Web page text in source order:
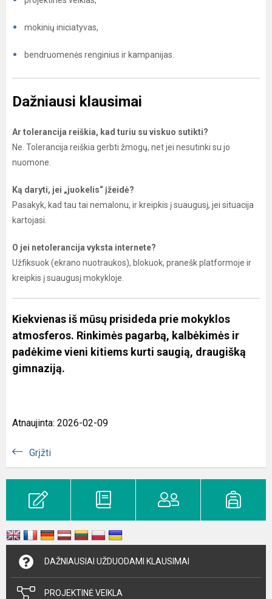
mokinių iniciatyvas,
bendruomenės renginius ir kampanijas.
Dažniausi klausimai
Ar tolerancija reiškia, kad turiu su viskuo sutikti?
Ne. Tolerancija reiškia gerbti žmogų, net jei nesutinki su jo
nuomone.
Ką daryti, jei „juokelis“ įžeidė?
Pasakyk, kad tau tai nemalonu, ir kreipkis į suaugusį, jei situacija
kartojasi.
O jei netolerancija vyksta internete?
Užfiksuok (ekrano nuotraukos), blokuok, pranešk platformoje ir
kreipkis į suaugusį mokykloje.
Kiekvienas iš mūsų prisideda prie mokyklos
atmosferos. Rinkimės pagarbą, kalbėkimės ir
padėkime vieni kitiems kurti saugią, draugišką
gimnaziją.
Atnaujinta: 2026-02-09
Grįžti
DAŽNIAUSIAI UŽDUODAMI KLAUSIMAI
PROJEKTINĖ VEIKLA